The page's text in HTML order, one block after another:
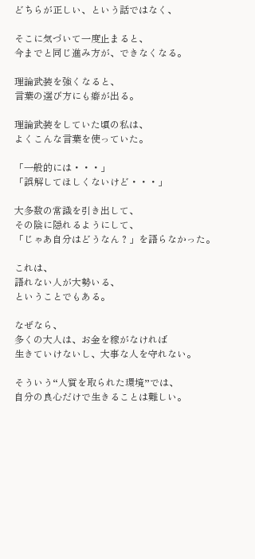
どちらが正しい、という話ではなく、
そこに気づいて一度止まると、
今までと同じ進み方が、できなくなる。
理論武装を強くなると、
言葉の選び方にも癖が出る。
理論武装をしていた頃の私は、
よくこんな言葉を使っていた。
「一般的には・・・」
「誤解してほしくないけど・・・」
大多数の常識を引き出して、
その陰に隠れるようにして、
「じゃあ自分はどうなん？」を語らなかった。
これは、
語れない人が大勢いる、
ということでもある。
なぜなら、
多くの大人は、お金を稼がなければ
生きていけないし、大事な人を守れない。
そういう“人質を取られた環境”では、
自分の良心だけで生きることは難しい。